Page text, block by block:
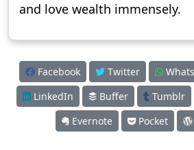
and love wealth immensely.
Facebook Twitter
LinkedIn
Buffer Tumblr
Evernote
Pocket